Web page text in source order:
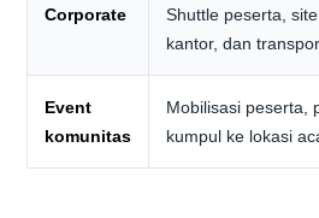
Corporate
Shuttle peserta,
kantor, dan
Event
komunitas
Mobilisasi peserta,
kumpul ke lokasi